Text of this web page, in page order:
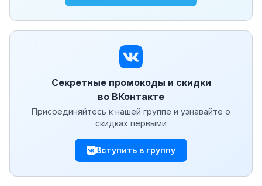
Секретные промокоды и скидки
во ВКонтакте
Присоединяйтесь к нашей группе и узнавайте о
скидках первыми
Вступить в группу